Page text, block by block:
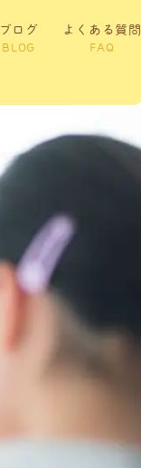
ブログ
BLOG
よくある質問
FAQ